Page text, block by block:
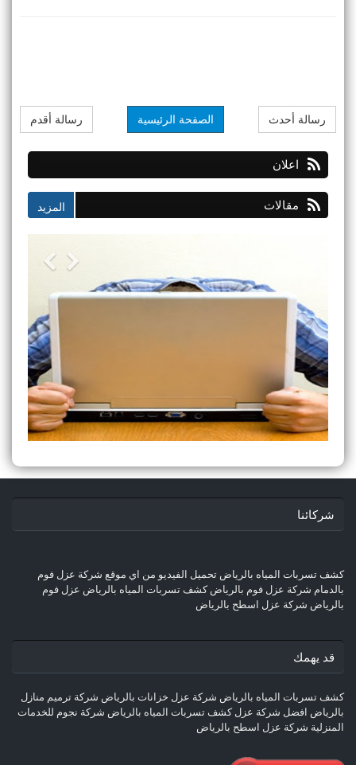
رسالة أحدث رسالة أقدم الصفحة الرئيسية
اعلان
مقالات
شركائنا
كشف تسربات المياه بالرياض تحميل الفيديو من اي موقع شركة عزل فوم
بالدمام شركة عزل فوم بالرياض كشف تسربات المياه بالرياض عزل فوم
بالرياض شركة عزل اسطح بالرياض
قد يهمك
كشف تسربات المياه بالرياض شركة عزل خزانات بالرياض شركة ترميم منازل
بالرياض افضل شركة عزلكشف تسربات المياه بالرياض شركة نجوم للخدمات
المنزلية شركة عزل اسطح بالرياض